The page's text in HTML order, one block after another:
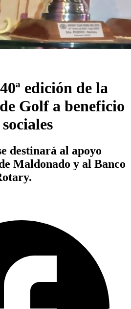
edición de la
Golf a beneficio
destinará al apoyo
Maldonado y al Banco